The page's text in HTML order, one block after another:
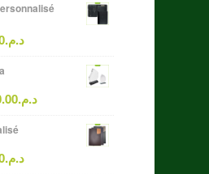
د.م.
د.م.
د.م.